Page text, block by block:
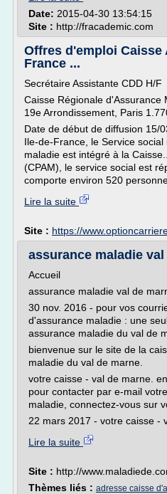
Date: 2015-04-30 13:54:15
Site : http://fracademic.com
Offres d'emploi Caisse
France ...
Secrétaire Assistante CDD H/F
Caisse Régionale d'Assurance
19e Arrondissement, Paris
Date de début de diffusion 15/
Ile-de-France, le Service
maladie est intégré à la
(CPAM), le service social est
comporte environ 520
Lire la suite
Site : https://
assurance maladie
Accueil
assurance maladie val de
30 nov. 2016 - pour vos
d'assurance maladie : une
assurance maladie du val de
bienvenue sur le site de la
maladie du val de marne.
votre caisse - val de marne.
pour contacter par e-mail
maladie, connectez-vous sur
22 mars 2017 - votre caisse -
Lire la suite
Site : http://
Thèmes liés : adresse caisse